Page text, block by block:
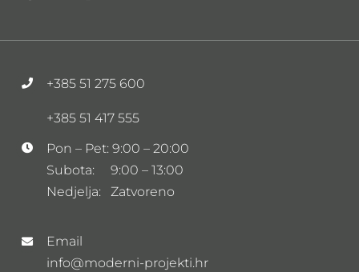
+385 51 275 600
+385 51 417 555
Pon – Pet: 9:00 – 20:00
Subota: 9:00 – 13:00
Nedjelja: Zatvoreno
Email
info@moderni-projekti.hr